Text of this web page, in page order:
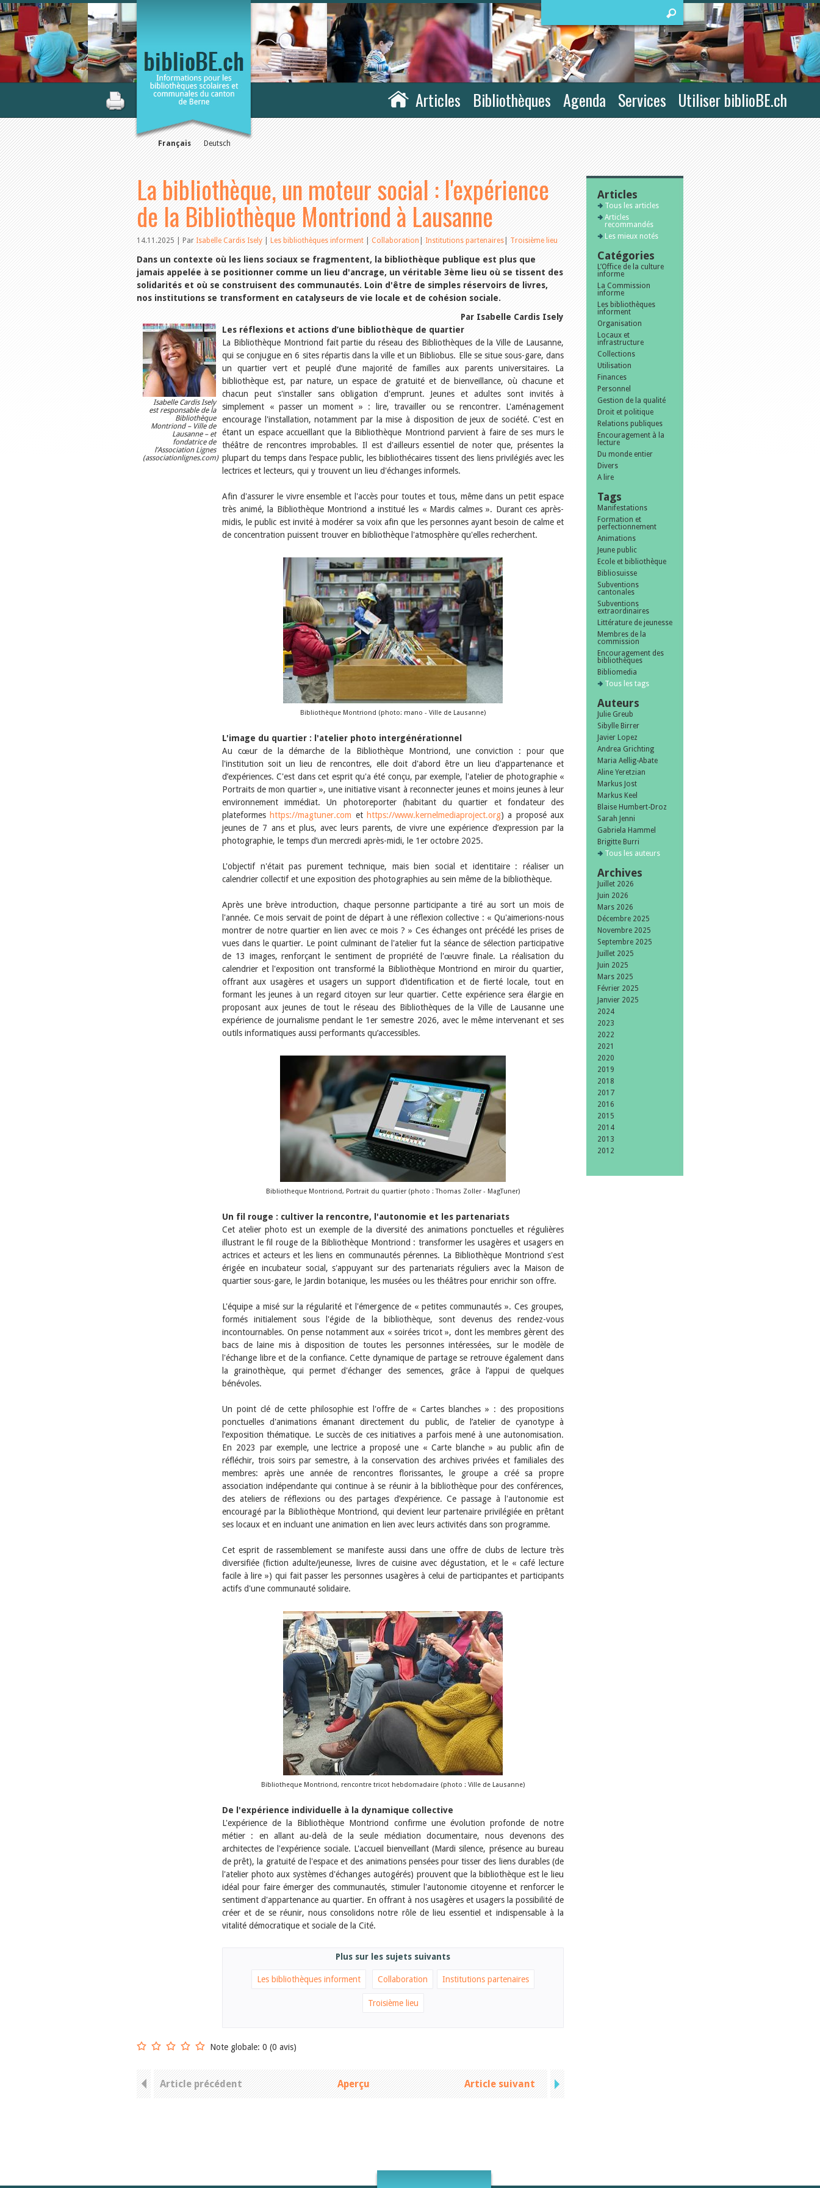
Français Deutsch
Articles Bibliothèques Agenda Services Utiliser biblioBE.ch
La bibliothèque, un moteur social : l'expérience
de la Bibliothèque Montriond à Lausanne
14.11.2025 | ParIsabelle Cardis Isely|Les bibliothèques informent|Collaboration|Institutions partenaires|Troisième lieu
Dans un contexte où les liens sociaux se fragmentent, la bibliothèque publique est plus que
jamais appelée à se positionner comme un lieu d'ancrage, un véritable 3ème lieu où se tissent des
solidarités et où se construisent des communautés. Loin d'être de simples réservoirs de livres,
nos institutions se transforment en catalyseurs de vie locale et de cohésion sociale.
Par Isabelle Cardis Isely
Isabelle Cardis Isely
est responsable de la
Bibliothèque
Montriond – Ville de
Lausanne – et
fondatrice de
l’Association Lignes
(associationlignes.com)
Les réflexions et actions d’une bibliothèque de quartier
La Bibliothèque Montriond fait partie du réseau des Bibliothèques de la Ville de Lausanne,
qui se conjugue en 6 sites répartis dans la ville et un Bibliobus. Elle se situe sous-gare, dans
un quartier vert et peuplé d’une majorité de familles aux parents universitaires. La
bibliothèque est, par nature, un espace de gratuité et de bienveillance, où chacune et
chacun peut s'installer sans obligation d'emprunt. Jeunes et adultes sont invités à
simplement « passer un moment » : lire, travailler ou se rencontrer. L'aménagement
encourage l'installation, notamment par la mise à disposition de jeux de société. C'est en
étant un espace accueillant que la Bibliothèque Montriond parvient à faire de ses murs le
théâtre de rencontres improbables. Il est d'ailleurs essentiel de noter que, présentes la
plupart du temps dans l’espace public, les bibliothécaires tissent des liens privilégiés avec les
lectrices et lecteurs, qui y trouvent un lieu d'échanges informels.
Afin d'assurer le vivre ensemble et l'accès pour toutes et tous, même dans un petit espace
très animé, la Bibliothèque Montriond a institué les « Mardis calmes ». Durant ces après-
midis, le public est invité à modérer sa voix afin que les personnes ayant besoin de calme et
de concentration puissent trouver en bibliothèque l'atmosphère qu'elles recherchent.
Bibliothèque Montriond (photo: mano - Ville de Lausanne)
L'image du quartier : l'atelier photo intergénérationnel
Au cœur de la démarche de la Bibliothèque Montriond, une conviction : pour que
l'institution soit un lieu de rencontres, elle doit d'abord être un lieu d'appartenance et
d’expériences. C'est dans cet esprit qu'a été conçu, par exemple, l'atelier de photographie «
Portraits de mon quartier », une initiative visant à reconnecter jeunes et moins jeunes à leur
environnement immédiat. Un photoreporter (habitant du quartier et fondateur des
plateformes https://magtuner.com et https://www.kernelmediaproject.org) a proposé aux
jeunes de 7 ans et plus, avec leurs parents, de vivre une expérience d’expression par la
photographie, le temps d’un mercredi après-midi, le 1er octobre 2025.
L'objectif n'était pas purement technique, mais bien social et identitaire : réaliser un
calendrier collectif et une exposition des photographies au sein même de la bibliothèque.
Après une brève introduction, chaque personne participante a tiré au sort un mois de
l'année. Ce mois servait de point de départ à une réflexion collective : « Qu'aimerions-nous
montrer de notre quartier en lien avec ce mois ? » Ces échanges ont précédé les prises de
vues dans le quartier. Le point culminant de l'atelier fut la séance de sélection participative
de 13 images, renforçant le sentiment de propriété de l'œuvre finale. La réalisation du
calendrier et l'exposition ont transformé la Bibliothèque Montriond en miroir du quartier,
offrant aux usagères et usagers un support d’identification et de fierté locale, tout en
formant les jeunes à un regard citoyen sur leur quartier. Cette expérience sera élargie en
proposant aux jeunes de tout le réseau des Bibliothèques de la Ville de Lausanne une
expérience de journalisme pendant le 1er semestre 2026, avec le même intervenant et ses
outils informatiques aussi performants qu’accessibles.
Bibliotheque Montriond, Portrait du quartier (photo : Thomas Zoller - MagTuner)
Un fil rouge : cultiver la rencontre, l'autonomie et les partenariats
Cet atelier photo est un exemple de la diversité des animations ponctuelles et régulières
illustrant le fil rouge de la Bibliothèque Montriond : transformer les usagères et usagers en
actrices et acteurs et les liens en communautés pérennes. La Bibliothèque Montriond s'est
érigée en incubateur social, s'appuyant sur des partenariats réguliers avec la Maison de
quartier sous-gare, le Jardin botanique, les musées ou les théâtres pour enrichir son offre.
L'équipe a misé sur la régularité et l'émergence de « petites communautés ». Ces groupes,
formés initialement sous l'égide de la bibliothèque, sont devenus des rendez-vous
incontournables. On pense notamment aux « soirées tricot », dont les membres gèrent des
bacs de laine mis à disposition de toutes les personnes intéressées, sur le modèle de
l'échange libre et de la confiance. Cette dynamique de partage se retrouve également dans
la grainothèque, qui permet d'échanger des semences, grâce à l’appui de quelques
bénévoles.
Un point clé de cette philosophie est l'offre de « Cartes blanches » : des propositions
ponctuelles d'animations émanant directement du public, de l’atelier de cyanotype à
l’exposition thématique. Le succès de ces initiatives a parfois mené à une autonomisation.
En 2023 par exemple, une lectrice a proposé une « Carte blanche » au public afin de
réfléchir, trois soirs par semestre, à la conservation des archives privées et familiales des
membres: après une année de rencontres florissantes, le groupe a créé sa propre
association indépendante qui continue à se réunir à la bibliothèque pour des conférences,
des ateliers de réflexions ou des partages d’expérience. Ce passage à l'autonomie est
encouragé par la Bibliothèque Montriond, qui devient leur partenaire privilégiée en prêtant
ses locaux et en incluant une animation en lien avec leurs activités dans son programme.
Cet esprit de rassemblement se manifeste aussi dans une offre de clubs de lecture très
diversifiée (fiction adulte/jeunesse, livres de cuisine avec dégustation, et le « café lecture
facile à lire ») qui fait passer les personnes usagères à celui de participantes et participants
actifs d'une communauté solidaire.
Bibliotheque Montriond, rencontre tricot hebdomadaire (photo : Ville de Lausanne)
De l'expérience individuelle à la dynamique collective
L'expérience de la Bibliothèque Montriond confirme une évolution profonde de notre
métier : en allant au-delà de la seule médiation documentaire, nous devenons des
architectes de l'expérience sociale. L'accueil bienveillant (Mardi silence, présence au bureau
de prêt), la gratuité de l'espace et des animations pensées pour tisser des liens durables (de
l'atelier photo aux systèmes d'échanges autogérés) prouvent que la bibliothèque est le lieu
idéal pour faire émerger des communautés, stimuler l'autonomie citoyenne et renforcer le
sentiment d'appartenance au quartier. En offrant à nos usagères et usagers la possibilité de
créer et de se réunir, nous consolidons notre rôle de lieu essentiel et indispensable à la
vitalité démocratique et sociale de la Cité.
Plus sur les sujets suivants
Les bibliothèques informent Collaboration Institutions partenaires
Troisième lieu
Note globale: 0 (0 avis)
Article précédent Aperçu Article suivant
Articles
Tous les articles
Articles
recommandés
Les mieux notés
Catégories
L’Office de la culture
informe
La Commission
informe
Les bibliothèques
informent
Organisation
Locaux et
infrastructure
Collections
Utilisation
Finances
Personnel
Gestion de la qualité
Droit et politique
Relations publiques
Encouragement à la
lecture
Du monde entier
Divers
A lire
Tags
Manifestations
Formation et
perfectionnement
Animations
Jeune public
Ecole et bibliothèque
Bibliosuisse
Subventions
cantonales
Subventions
extraordinaires
Littérature de jeunesse
Membres de la
commission
Encouragement des
bibliothèques
Bibliomedia
Tous les tags
Auteurs
Julie Greub
Sibylle Birrer
Javier Lopez
Andrea Grichting
Maria Aellig-Abate
Aline Yeretzian
Markus Jost
Markus Keel
Blaise Humbert-Droz
Sarah Jenni
Gabriela Hammel
Brigitte Burri
Tous les auteurs
Archives
Juillet 2026
Juin 2026
Mars 2026
Décembre 2025
Novembre 2025
Septembre 2025
Juillet 2025
Juin 2025
Mars 2025
Février 2025
Janvier 2025
2024
2023
2022
2021
2020
2019
2018
2017
2016
2015
2014
2013
2012